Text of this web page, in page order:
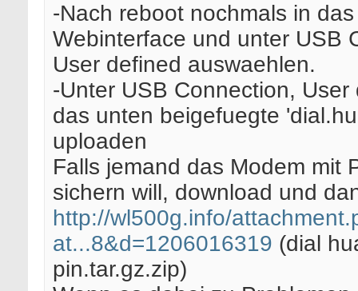
-Nach reboot nochmals in das
Webinterface und unter USB
User defined auswaehlen.
-Unter USB Connection, User
das unten beigefuegte
uploaden
Falls jemand das Modem mit
sichern will, download und
http://wl500g.info/
at...8&d=1206016319 (dial
pin.tar.gz.zip)